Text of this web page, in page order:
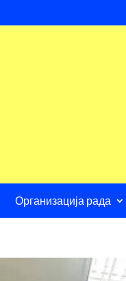
Организација рада